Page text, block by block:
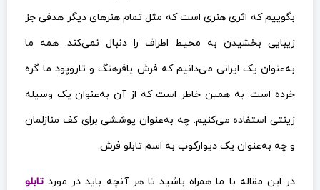
بگوییم که اثری هنری است که مثل تمام هنرهای دیگر هدفی جز
زیبایی بخشیدن به محیط اطراف را دنبال نمی‌کند. همه ما
به‌عنوان یک ایرانی می‌دانیم که فرش بافرهنگ و تاروپود ما گره
خرده است. به همین خاطر است که از آن به‌عنوان یک وسیله
زینتی استفاده می‌کنیم. چه به‌عنوان پوششی برای کف منازلمان
و چه به‌عنوان یک دیوارکوب به اسم تابلو فرش.
در این مقاله با ما همراه باشید تا هر آنچه باید در مورد تابلو